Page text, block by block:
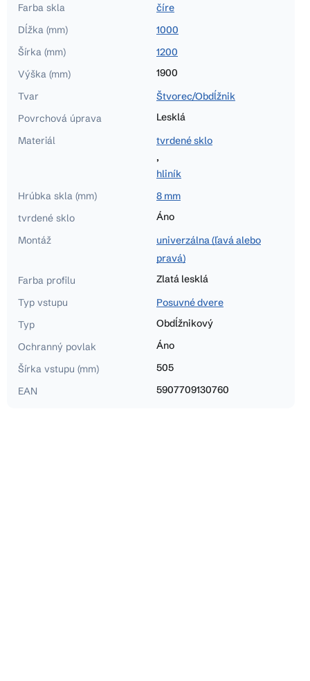
Farba skla
číre
Dĺžka (mm)
1000
Šírka (mm)
1200
Výška (mm)
1900
Tvar
Štvorec/Obdĺžnik
Povrchová úprava
Lesklá
Materiál
tvrdené sklo
,
hliník
Hrúbka skla (mm)
8 mm
tvrdené sklo
Áno
Montáž
univerzálna (ľavá alebo
pravá)
Farba profilu
Zlatá lesklá
Typ vstupu
Posuvné dvere
Typ
Obdĺžnikový
Ochranný povlak
Áno
Šírka vstupu (mm)
505
EAN
5907709130760